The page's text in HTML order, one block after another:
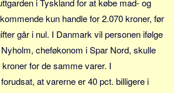
i Tyskland for at købe mad- og
kun handle for 2.070 kroner, før
går i nul. I Danmark vil personen ifølge
cheføkonom i Spar Nord, skulle
for de samme varer. I
at varerne er 40 pct. billigere i